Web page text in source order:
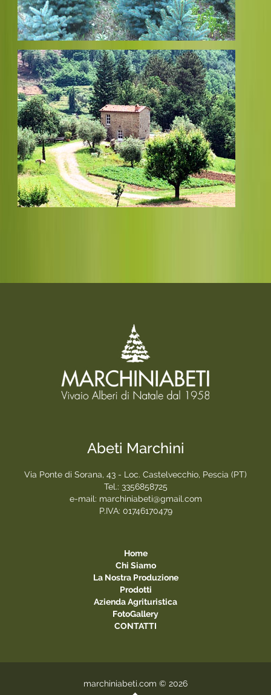
Abeti Marchini
Via Ponte di Sorana, 43 - Loc. Castelvecchio, Pescia (PT)
Tel.: 3356858725
e-mail: marchiniabeti@gmail.com
P.IVA: 01746170479
Home
Chi Siamo
La Nostra Produzione
Prodotti
Azienda Agrituristica
FotoGallery
CONTATTI
marchiniabeti.com © 2026